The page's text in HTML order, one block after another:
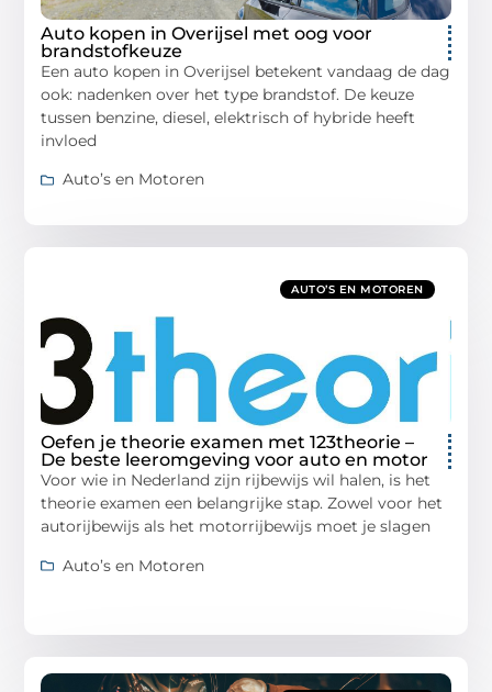
Auto kopen in Overijsel met oog voor
brandstofkeuze
Een auto kopen in Overijsel betekent vandaag de dag
ook: nadenken over het type brandstof. De keuze
tussen benzine, diesel, elektrisch of hybride heeft
invloed
Auto’s en Motoren
AUTO’S EN MOTOREN
Oefen je theorie examen met 123theorie –
De beste leeromgeving voor auto en motor
Voor wie in Nederland zijn rijbewijs wil halen, is het
theorie examen een belangrijke stap. Zowel voor het
autorijbewijs als het motorrijbewijs moet je slagen
Auto’s en Motoren